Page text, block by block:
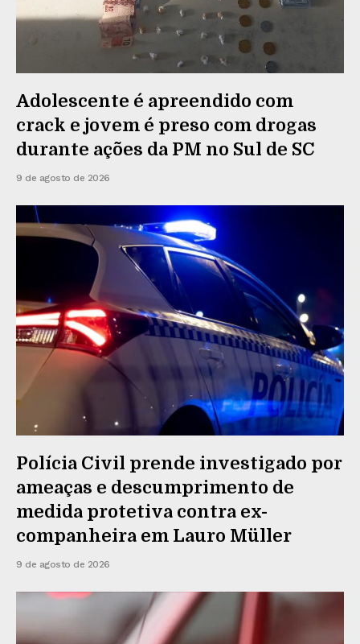
Adolescente é apreendido com
crack e jovem é preso com drogas
durante ações da PM no Sul de SC
9 de agosto de 2026
Polícia Civil prende investigado por
ameaças e descumprimento de
medida protetiva contra ex-
companheira em Lauro Müller
9 de agosto de 2026